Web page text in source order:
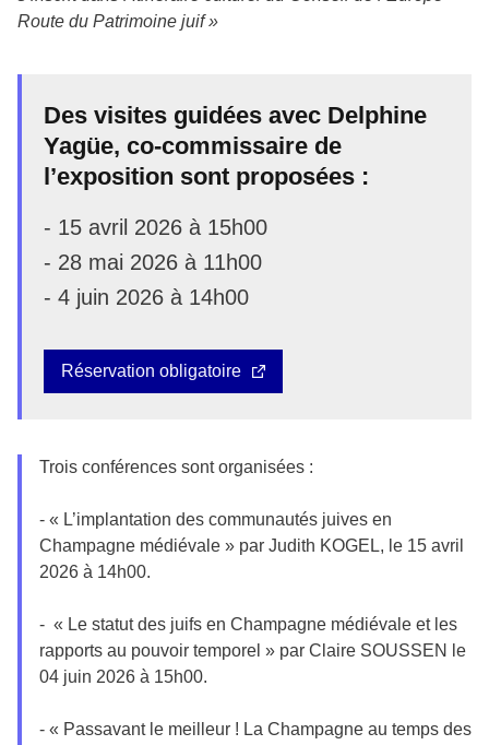
Route du Patrimoine juif »
Des visites guidées avec Delphine
Yagüe, co-commissaire de
l’exposition sont proposées :
- 15 avril 2026 à 15h00
- 28 mai 2026 à 11h00
- 4 juin 2026 à 14h00
Réservation obligatoire
Trois conférences sont organisées :
- « L’implantation des communautés juives en
Champagne médiévale » par Judith KOGEL, le 15 avril
2026 à 14h00.
- « Le statut des juifs en Champagne médiévale et les
rapports au pouvoir temporel » par Claire SOUSSEN le
04 juin 2026 à 15h00.
- « Passavant le meilleur ! La Champagne au temps des